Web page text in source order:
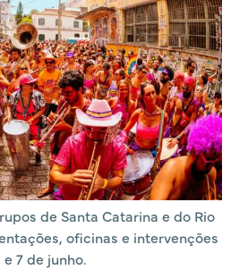
de Santa Catarina e do Rio
oficinas e intervenções
7 de junho.